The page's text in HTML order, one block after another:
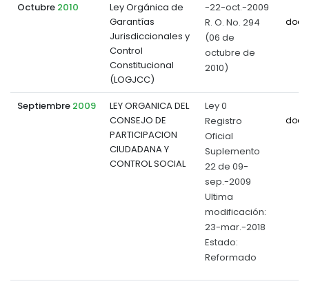
Octubre 2010
Ley Orgánica de
Garantías
Jurisdiccionales y
Control
Constitucional
(LOGJCC)
-22-oct.-2009
R. O. No. 294
(06 de
octubre de
2010)
Septiembre 2009
LEY ORGANICA DEL
CONSEJO DE
PARTICIPACION
CIUDADANA Y
CONTROL SOCIAL
Ley 0
Registro
Oficial
Suplemento
22 de 09-
sep.-2009
Ultima
modificación:
23-mar.-2018
Estado:
Reformado